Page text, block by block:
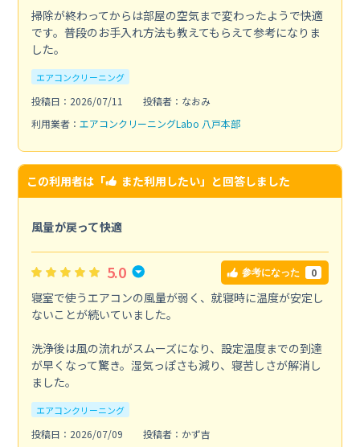
掃除が終わってからは部屋の空気まで変わったようで快適
です。普段のお手入れ方法も教えてもらえて参考になりま
した。
エアコンクリーニング
投稿日：2026/07/11
投稿者：なおみ
利用業者： エアコンクリーニングLabo 八戸本部
この利用者は「 また利用したい」と回答しました
風量が戻って快適
5.0 参考になった 0
寝室で使うエアコンの風量が弱く、就寝時に温度が安定し
ないことが続いていました。
洗浄後は風の流れがスムーズになり、設定温度までの到達
が早くなって驚き。湿気っぽさも減り、寝苦しさが解消し
ました。
エアコンクリーニング
投稿日：2026/07/09
投稿者：かず吉